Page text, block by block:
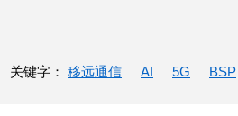
关键字： 移远通信 AI 5G BSP